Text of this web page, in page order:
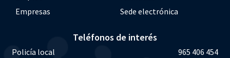
Empresas
Sede electrónica
Teléfonos de interés
Policía local
965 406 454